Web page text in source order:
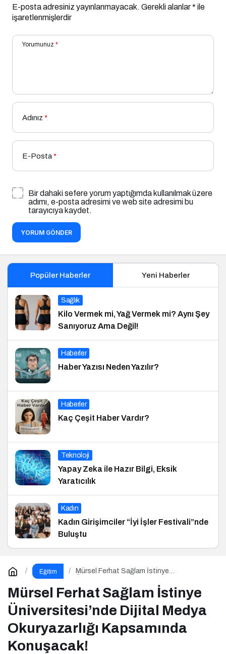
E-posta adresiniz yayınlanmayacak. Gerekli alanlar* ile
işaretlenmişlerdir
Yorumunuz *
Adınız *
E-Posta*
Bir dahaki sefere yorum yaptığımda kullanılmak üzere
adımı, e-posta adresimi ve web site adresimi bu
tarayıcıya kaydet.
YORUM GÖNDER
Popüler Haberler Yeni Haberler
Sağlık
Kilo Vermek mi, Yağ Vermek mi? Aynı Şey
Sanıyoruz Ama Değil!
Haberler
Haber Yazısı Neden Yazılır?
Haberler
Kaç Çeşit Haber Vardır?
Teknoloji
Yapay Zeka ile Hazır Bilgi, Eksik
Yaratıcılık
Kadın
Kadın Girişimciler “İyi İşler Festivali”nde
Buluştu
Eğitim
Mürsel Ferhat Sağlam İstinye
Kapsamında Konuşacak!
Mürsel Ferhat Sağlam İstinye
Üniversitesi’nde Dijital Medya
Okuryazarlığı Kapsamında
Konuşacak!